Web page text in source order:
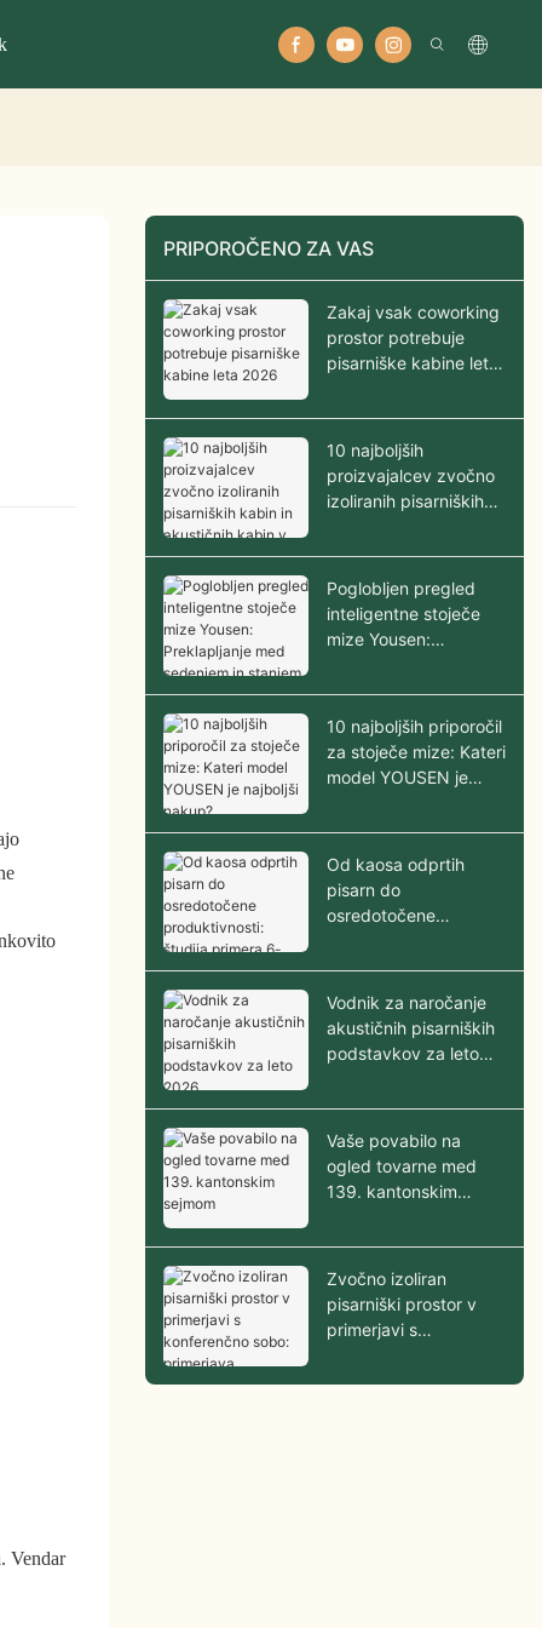
Vendar
PRIPOROČENO ZA VAS
Zakaj vsak coworking
prostor potrebuje
pisarniške kabine leta
10 najboljših
proizvajalcev zvočno
izoliranih pisarniških
kabin v letu 2026
Poglobljen pregled
inteligentne stoječe
mize Yousen:
sedenjem in stanjem z
enim dotikom
10 najboljših priporočil
za stoječe mize: Kateri
model YOUSEN je
Od kaosa odprtih
pisarn do
osredotočene
primera 6-članskega
pod-a
Vodnik za naročanje
akustičnih pisarniških
podstavkov za leto
Vaše povabilo na
ogled tovarne med
139. kantonskim
Zvočno izoliran
pisarniški prostor v
primerjavi s
primerjava zasebnosti,